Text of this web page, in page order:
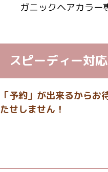
ガニックヘアカラー
スピーディー対応
「予約」が出来るからお
たせしません！